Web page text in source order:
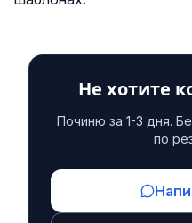
Не хотите
Починю за 1-3 дня.
по